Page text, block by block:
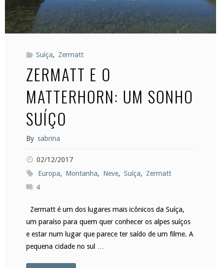
Suíça, Zermatt
ZERMATT E O
MATTERHORN: UM SONHO
SUÍÇO
By sabrina
02/12/2017
Europa, Montanha, Neve, Suíça, Zermatt
4
Zermatt é um dos lugares mais icônicos da Suíça,
um paraíso para quem quer conhecer os alpes suíços
e estar num lugar que parece ter saído de um filme. A
pequena cidade no sul …